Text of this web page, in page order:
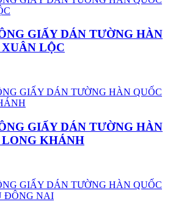
GIẤY DÁN TƯỜNG HÀN
LỘC
GIẤY DÁN TƯỜNG HÀN
KHÁNH